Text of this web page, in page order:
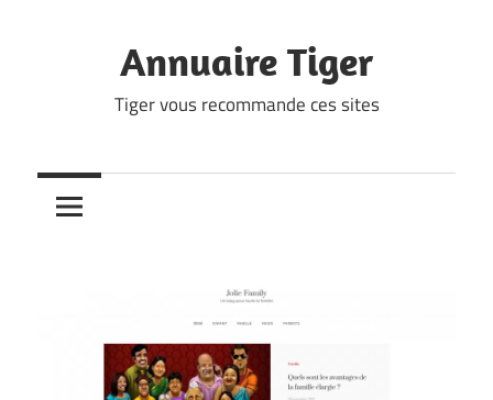
Annuaire Tiger
Tiger vous recommande ces sites